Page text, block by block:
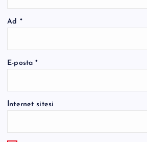
Ad *
E-posta*
İnternet sitesi